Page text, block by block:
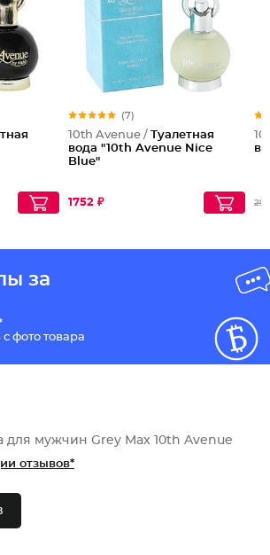
(7)
10th Avenue /
Туалетная
вода "10th Avenue Nice
Blue"
1752 ₽
за
с фото товара
для мужчин Grey Max 10th Avenue
отзывов*